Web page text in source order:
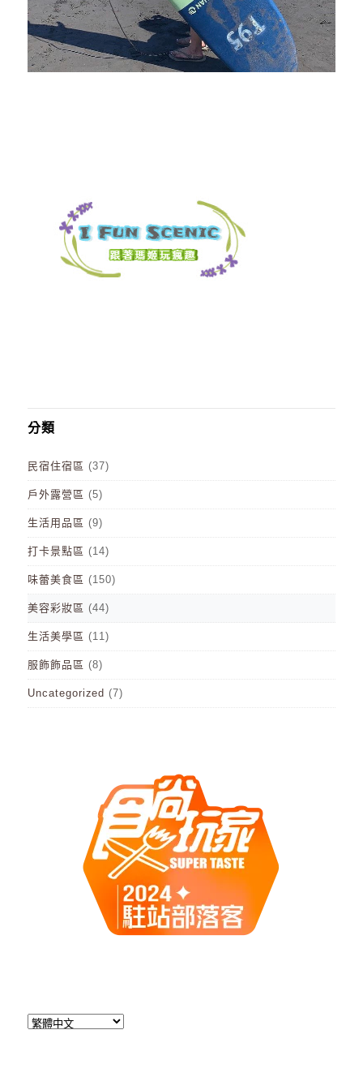
分類
民宿住宿區 (37)
戶外露營區 (5)
生活用品區 (9)
打卡景點區 (14)
味蕾美食區 (150)
美容彩妝區 (44)
生活美學區 (11)
服飾飾品區 (8)
Uncategorized (7)